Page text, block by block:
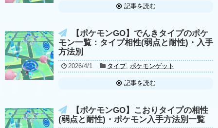
記事を読む
【ポケモンGO】でんきタイプのポケ
モン一覧：タイプ相性(弱点と耐性)・入手
方法別
2026/4/1 タイプ, ポケモンゲット
記事を読む
【ポケモンGO】こおりタイプの相性
(弱点と耐性)・ポケモン入手方法別一覧